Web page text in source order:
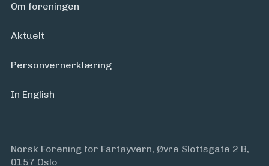
Om foreningen
Aktuelt
Personvern­erklæring
In English
Norsk Forening for Fartøyvern, Øvre Slottsgate 2 B,
0157 Oslo